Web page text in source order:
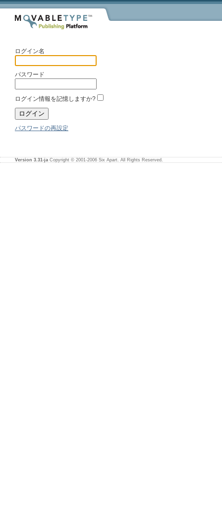
ログイン名
パスワード
ログイン情報を記憶しますか?
パスワードの再設定
Version 3.31-ja Copyright © 2001-2006 Six Apart. All Rights Reserved.